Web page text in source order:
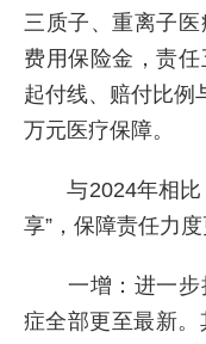
三质子、重离子
费用保险金，责任
起付线、赔付比例
万元医疗保障。
与2024年相比，
享”，保障责任力
一增：进一步
症全部更至最新